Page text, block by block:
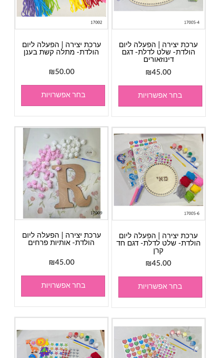
ערכת יצירה | הפעלה ליום
הולדת- מתלה קשת בענן
₪50.00
בחר אפשרויות
ערכת יצירה | הפעלה ליום
הולדת- שלט לדלת- דגם
דינוזאורים
₪45.00
בחר אפשרויות
ערכת יצירה | הפעלה ליום
הולדת- אותיות פרחים
₪45.00
בחר אפשרויות
ערכת יצירה | הפעלה ליום
הולדת- שלט לדלת- דגם חד
קרן
₪45.00
בחר אפשרויות